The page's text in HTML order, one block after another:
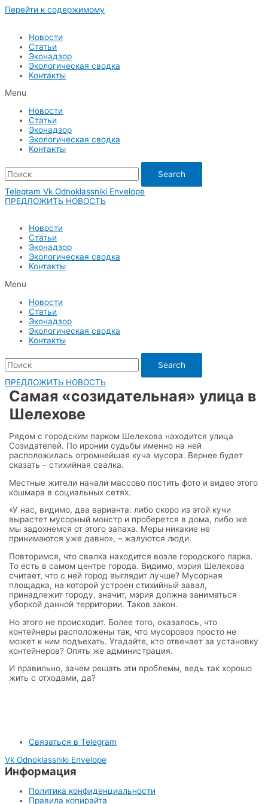
Перейти к содержимому
Новости
Статьи
Эконадзор
Экологическая сводка
Контакты
Menu
Новости
Статьи
Эконадзор
Экологическая сводка
Контакты
Search
Telegram Vk Odnoklassniki Envelope
ПРЕДЛОЖИТЬ НОВОСТЬ
Новости
Статьи
Эконадзор
Экологическая сводка
Контакты
Menu
Новости
Статьи
Эконадзор
Экологическая сводка
Контакты
Search
ПРЕДЛОЖИТЬ НОВОСТЬ
Самая «созидательная» улица в
Шелехове
Рядом с городским парком Шелехова находится улица
Созидателей. По иронии судьбы именно на ней
расположилась огромнейшая куча мусора. Вернее будет
сказать – стихийная свалка.
Местные жители начали массово постить фото и видео этого
кошмара в социальных сетях.
«У нас, видимо, два варианта: либо скоро из этой кучи
вырастет мусорный монстр и проберется в дома, либо же
мы задохнемся от этого запаха. Меры никакие не
принимаются уже давно», – жалуются люди.
Повторимся, что свалка находится возле городского парка.
То есть в самом центре города. Видимо, мэрия Шелехова
считает, что с ней город выглядит лучше? Мусорная
площадка, на которой устроен стихийный завал,
принадлежит городу, значит, мэрия должна заниматься
уборкой данной территории. Таков закон.
Но этого не происходит. Более того, оказалось, что
контейнеры расположены так, что мусоровоз просто не
может к ним подъехать. Угадайте, кто отвечает за установку
контейнеров? Опять же администрация.
И правильно, зачем решать эти проблемы, ведь так хорошо
жить с отходами, да?
Связаться в Telegram
Vk Odnoklassniki Envelope
Информация
Политика конфиденциальности
Правила копирайта